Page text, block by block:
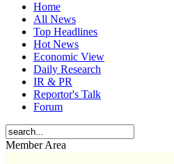
Home
All News
Top Headlines
Hot News
Economic View
Daily Research
IR & PR
Reportor's Talk
Forum
Member Area